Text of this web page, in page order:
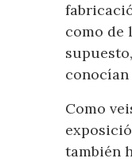
como de
Como
también